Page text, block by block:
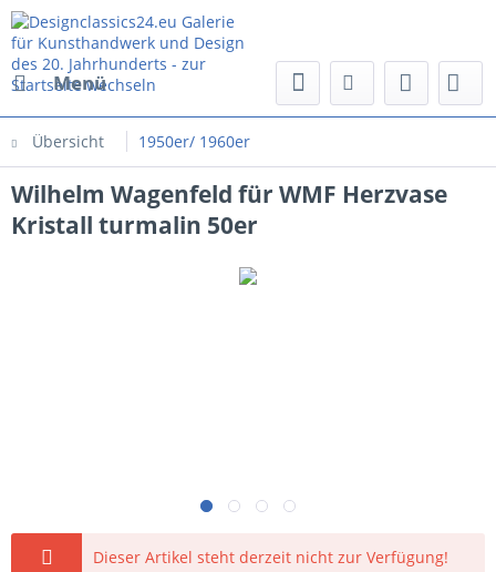
Menü
Übersicht 1950er/ 1960er
Wilhelm Wagenfeld für WMF Herzvase
Kristall turmalin 50er
Dieser Artikel steht derzeit nicht zur Verfügung!